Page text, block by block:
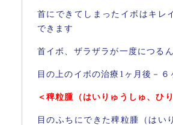
首にできてしまったイボはキレ
できます
首イボ、ザラザラが一度につるん
目の上のイボの治療1ヶ月後－６
＜稗粒腫（はいりゅうしゅ、ひ
目のふちにできた稗粒腫（はい